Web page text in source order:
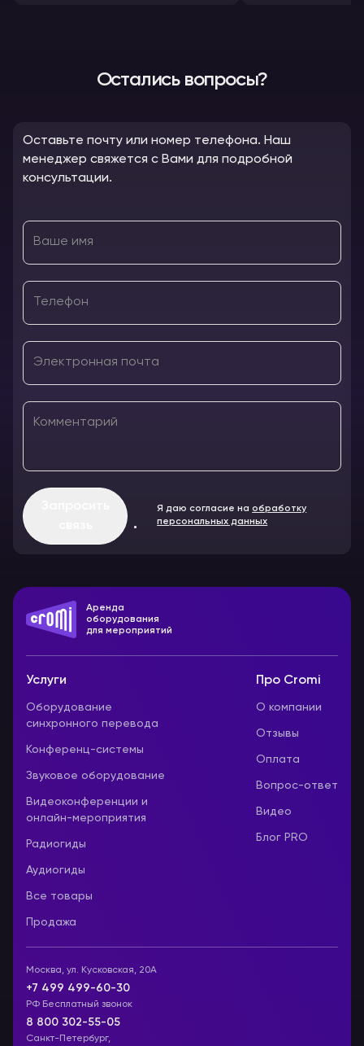
Остались вопросы?
Оставьте почту или номер телефона. Наш
менеджер свяжется с Вами для подробной
консультации.
Ваше имя
Телефон
Электронная почта
Комментарий
Я даю согласие наобработку
персональных данных
Аренда
оборудования
для мероприятий
Услуги
Оборудование
синхронного перевода
Конференц-системы
Звуковое оборудование
Видеоконференции и
онлайн-мероприятия
Радиогиды
Аудиогиды
Все товары
Продажа
Про Cromi
О компании
Отзывы
Оплата
Вопрос-ответ
Видео
Блог PRO
Москва, ул. Кусковская, 20А
+7 499 499-60-30
РФ Бесплатный звонок
8 800 302-55-05
Санкт-Петербург,